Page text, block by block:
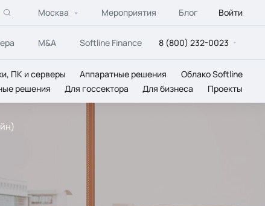
Москва Мероприятия Блог Войти
M&A Softline Finance 8 (800) 232-0023
ПК и серверы Аппаратные решения
Облако Softline
решения Для госсектора Для бизнеса Проекты